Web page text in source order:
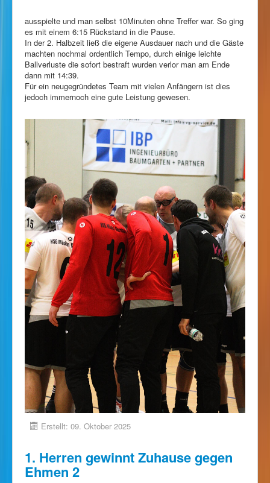
ausspielte und man selbst 10Minuten ohne Treffer war. So ging
es mit einem 6:15 Rückstand in die Pause.
In der 2. Halbzeit ließ die eigene Ausdauer nach und die Gäste
machten nochmal ordentlich Tempo, durch einige leichte
Ballverluste die sofort bestraft wurden verlor man am Ende
dann mit 14:39.
Für ein neugegründetes Team mit vielen Anfängern ist dies
jedoch immernoch eine gute Leistung gewesen.
Erstellt: 09. Oktober 2025
1. Herren gewinnt Zuhause gegen
Ehmen 2